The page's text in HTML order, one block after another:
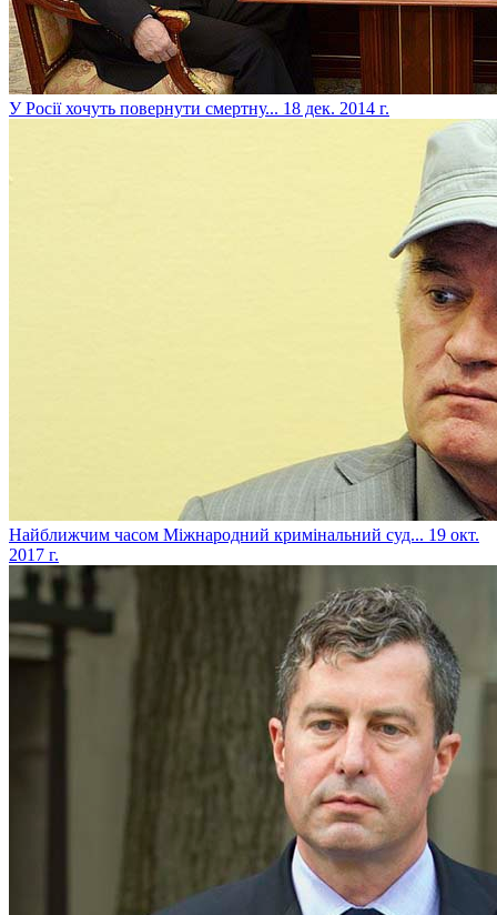
У Росії хочуть повернути смертну... 18 дек. 2014 г.
​Найближчим часом Міжнародний кримінальний суд... 19 окт.
2017 г.